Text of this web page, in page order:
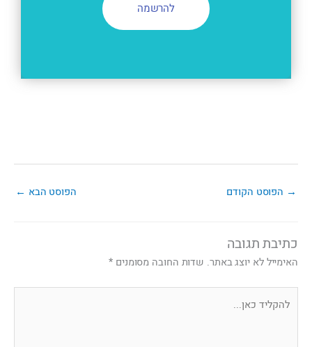
להרשמה
→ הפוסט הקודם הפוסט הבא ←
כתיבת תגובה
האימייל לא יוצג באתר. שדות החובה מסומנים *